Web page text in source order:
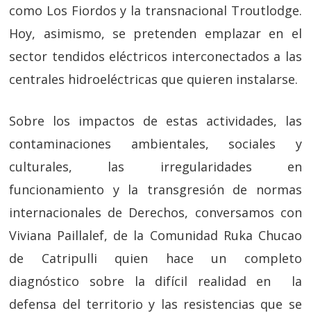
como Los Fiordos y la transnacional Troutlodge.
Hoy, asimismo, se pretenden emplazar en el
sector tendidos eléctricos interconectados a las
centrales hidroeléctricas que quieren instalarse.
Sobre los impactos de estas actividades, las
contaminaciones ambientales, sociales y
culturales, las irregularidades en
funcionamiento y la transgresión de normas
internacionales de Derechos, conversamos con
Viviana Paillalef, de la Comunidad Ruka Chucao
de Catripulli quien hace un completo
diagnóstico sobre la difícil realidad en la
defensa del territorio y las resistencias que se